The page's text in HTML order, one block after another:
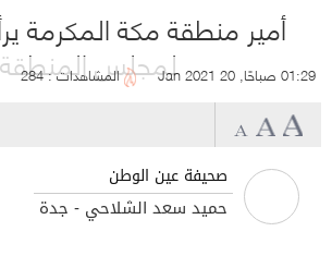
أمير منطقة مكة المكرمة
لمجلس المنطقة 01:29 صباحًا, 20 Jan 2021 المشاهدات : 284
صحيفة عين الوطن
حميد سعد الشلاحي - جدة
share
on